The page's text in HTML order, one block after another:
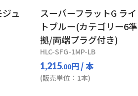
ュ
スーパーフラットG ライ
トブルー(カテゴリー6準
拠/両端プラグ付き)
HLC-SFG-1MP-LB
1,215.00円/ 本
(販売単位：1本)